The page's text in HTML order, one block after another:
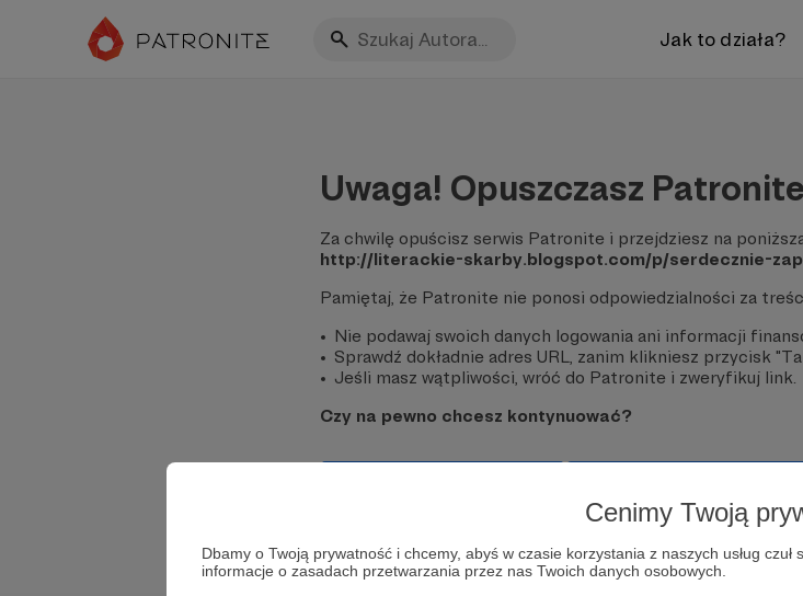
Cenimy Twoją
Dbamy o Twoją prywatność i chcemy, abyś w czasie korzystania z naszych usług
informacje o zasadach przetwarzania przez nas Twoich danych osobowych.
Jak to działa?
Uwaga! Opuszczasz
Za chwilę opuścisz serwis Patronite i przejdziesz na
http://literackie-skarby.blogspot.com/p/serdecznie-
Pamiętaj, że Patronite nie ponosi odpowiedzialności za
Nie podawaj swoich danych logowania ani informacji
Sprawdź dokładnie adres URL, zanim klikniesz przycisk
Jeśli masz wątpliwości, wróć do Patronite i zweryfikuj link.
Czy na pewno chcesz kontynuować?